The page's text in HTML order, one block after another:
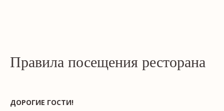
Правила посещения ресторана
ДОРОГИЕ ГОСТИ!